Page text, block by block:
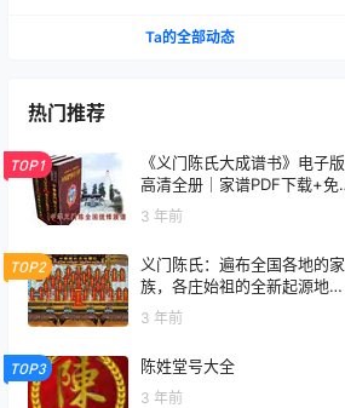
Ta的全部动态
热门推荐
TOP1
《义门陈氏大成谱书》电子版
高清全册｜家谱PDF下载+免
费在线阅读｜官方正版无水印
3 年前
TOP2
义门陈氏：遍布全国各地的家
族，各庄始祖的全新起源地揭
3 年前
TOP3 陈姓堂号大全
3 年前